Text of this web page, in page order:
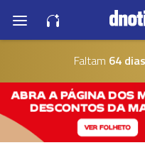
Faltam 64 dias